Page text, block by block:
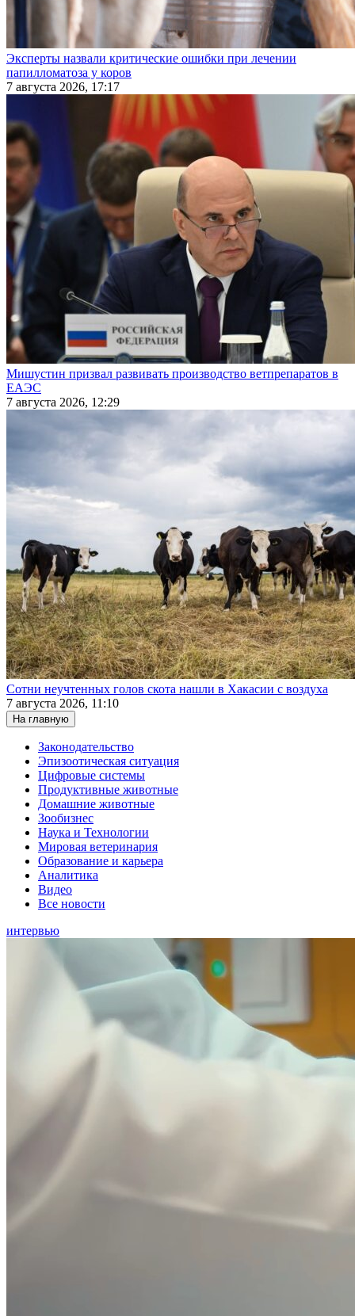
Эксперты назвали критические ошибки при лечении
папилломатоза у коров
7 августа 2026, 17:17
Мишустин призвал развивать производство ветпрепаратов в
ЕАЭС
7 августа 2026, 12:29
Сотни неучтенных голов скота нашли в Хакасии с воздуха
7 августа 2026, 11:10
На главную
Законодательство
Эпизоотическая ситуация
Цифровые системы
Продуктивные животные
Домашние животные
Зообизнес
Наука и Технологии
Мировая ветеринария
Образование и карьера
Аналитика
Видео
Все новости
интервью